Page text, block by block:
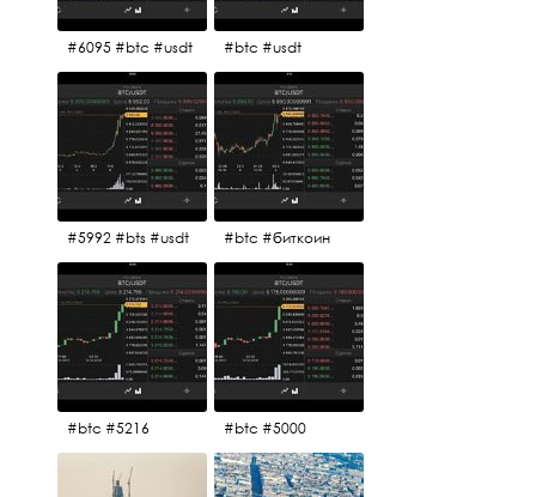
#6095 #btc #usdt #btc #usdt
#5992 #bts #usdt #btc #биткоин
#btc #5216 #btc #5000